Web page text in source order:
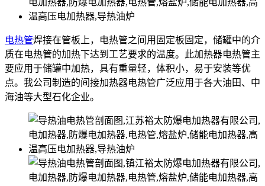
电热管焊接在管板上，电热管之间用固定板固定，储罐中的介
质在电热管的加热下达到工艺要求的温度。此加热器电热管主
要应用于储罐中加热，具有重量轻，体积小，易于安装等优
点。我公司制造的间接加热器电热管广泛应用于各大油田、中
海油等大型石化企业。